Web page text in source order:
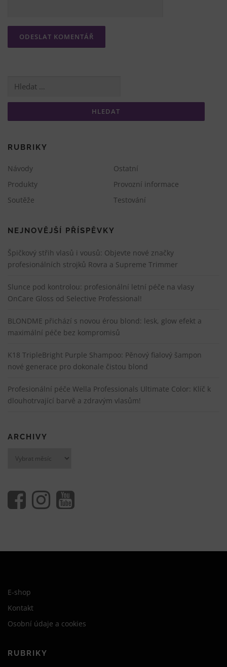
RUBRIKY
Návody
Ostatní
Produkty
Provozní informace
Soutěže
Testování
NEJNOVĚJŠÍ PŘÍSPĚVKY
Špičkový střih vlasů i vousů: Objevte nové značky
profesionálních strojků Rovra a Supreme Trimmer
Slunce pod kontrolou: profesionální letní péče na vlasy
OnCare Gloss od Selective Professional!
BLONDME přichází s novou érou blond: lesk, glow efekt a
maximální péče bez kompromisů
K18 TripleBright Purple Shampoo: Pěnový fialový šampon
nové generace pro dokonale čistou blond
Profesionální péče Wella Professionals Ultimate Color: Klíč k
dlouhotrvající barvě a zdravým vlasům!
ARCHIVY
E-shop
Kontakt
Osobní údaje a cookies
RUBRIKY